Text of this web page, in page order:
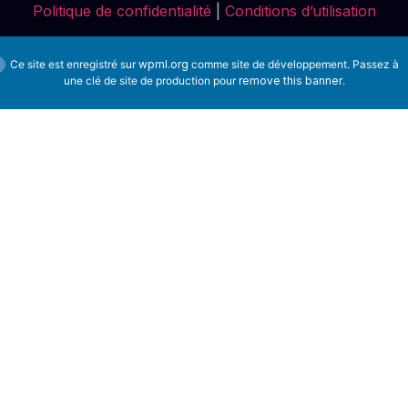
Politique de confidentialité
Conditions d’utilisation
Ce site est enregistré surwpml.org comme site de développement. Passez à
une clé de site de production pourremove this banner.